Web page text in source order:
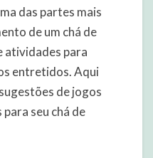
das partes mais
de um chá de
atividades para
entretidos. Aqui
de jogos
seu chá de